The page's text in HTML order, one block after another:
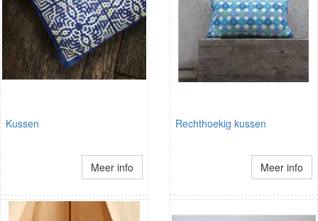
Kussen
Meer info
Rechthoekig kussen
Meer info